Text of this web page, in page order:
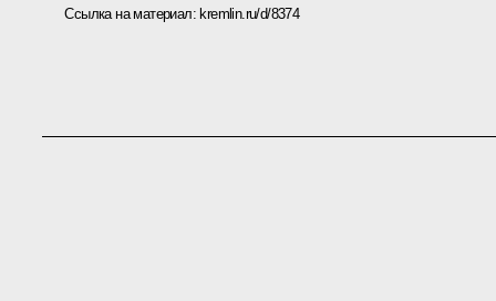
Ссылка на материал: kremlin.ru/d/8374